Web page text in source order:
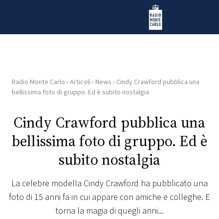
Radio Monte Carlo
HOME
RADIO
WEB
PLAYLIST
Radio Monte Carlo › Articoli › News › Cindy Crawford pubblica una
bellissima foto di gruppo. Ed è subito nostalgia
Cindy Crawford pubblica una
bellissima foto di gruppo. Ed è
subito nostalgia
La celebre modella Cindy Crawford ha pubblicato una
foto di 15 anni fa in cui appare con amiche e colleghe. E
torna la magia di quegli anni...